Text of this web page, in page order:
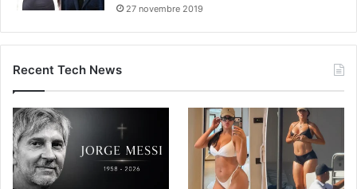
27 novembre 2019
Recent Tech News